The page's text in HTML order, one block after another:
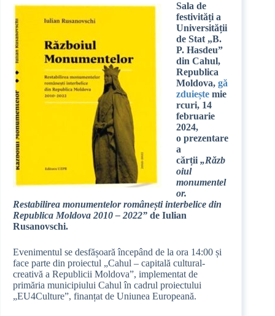
Sala de
festivități a
Universității
de Stat „B.
P. Hasdeu”
din Cahul,
Republica
Moldova, gă
zduiește mie
rcuri, 14
februarie
2024,
o prezentare
a
cărții „Răzb
oiul
monumentel
or.
Restabilirea monumentelor românești interbelice din
Republica Moldova 2010 – 2022” de Iulian
Rusanovschi.
Evenimentul se desfășoară începând de la ora 14:00 și
face parte din proiectul „Cahul – capitală cultural-
creativă a Republicii Moldova”, implementat de
primăria municipiului Cahul în cadrul proiectului
„EU4Culture”, finanțat de Uniunea Europeană.